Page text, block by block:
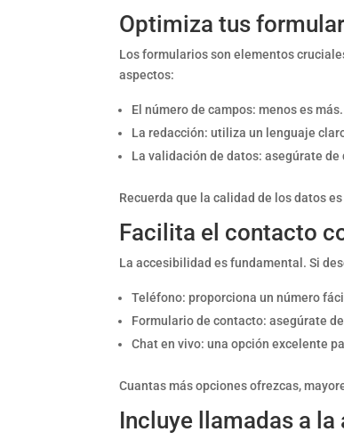
Optimiza tus
Los formularios son elementos
aspectos:
El número de campos: menos es
La redacción: utiliza un lenguaje
La validación de datos: asegúrate
Recuerda que la calidad de los datos
Facilita el contacto
La accesibilidad es fundamental. Si
Teléfono: proporciona un número
Formulario de contacto: asegúrate
Chat en vivo: una opción excelente
Cuantas más opciones ofrezcas,
Incluye llamadas a